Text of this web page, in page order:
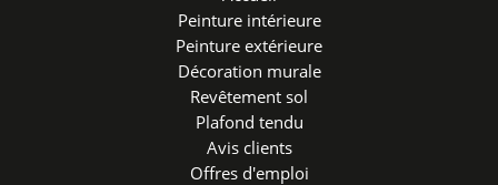
Peinture intérieure
Peinture extérieure
Décoration murale
Revêtement sol
Plafond tendu
Avis clients
Offres d'emploi